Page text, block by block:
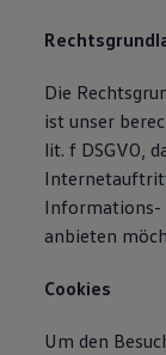
Die
ist unser
lit. f DSGVO,
Informations-
anbieten
Cookies
Um den